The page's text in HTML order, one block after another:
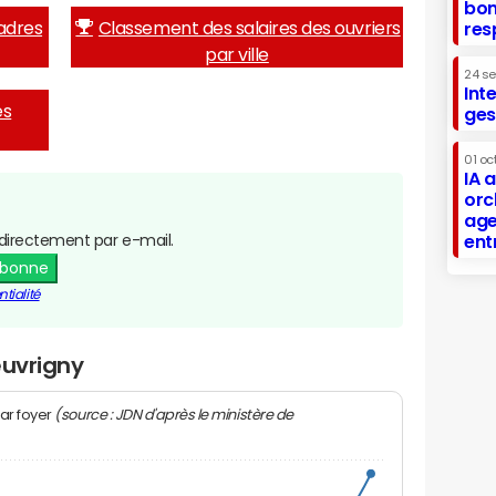
Classement des salaires des ouvriers
par ville
par e-mail.
foyer (source : JDN d'après le ministère de
24
01
IA